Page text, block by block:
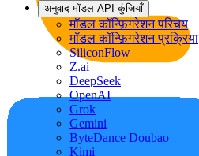
अनुवाद मॉडल API कुंजियाँ
मॉडल कॉन्फ़िगरेशन परिचय
मॉडल कॉन्फ़िगरेशन प्रक्रिया
SiliconFlow
Z.ai
DeepSeek
OpenAI
Grok
Gemini
ByteDance Doubao
Kimi